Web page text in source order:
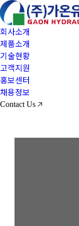
회사소개
제품소개
기술현황
고객지원
홍보센터
채용정보
Contact Us 🡥